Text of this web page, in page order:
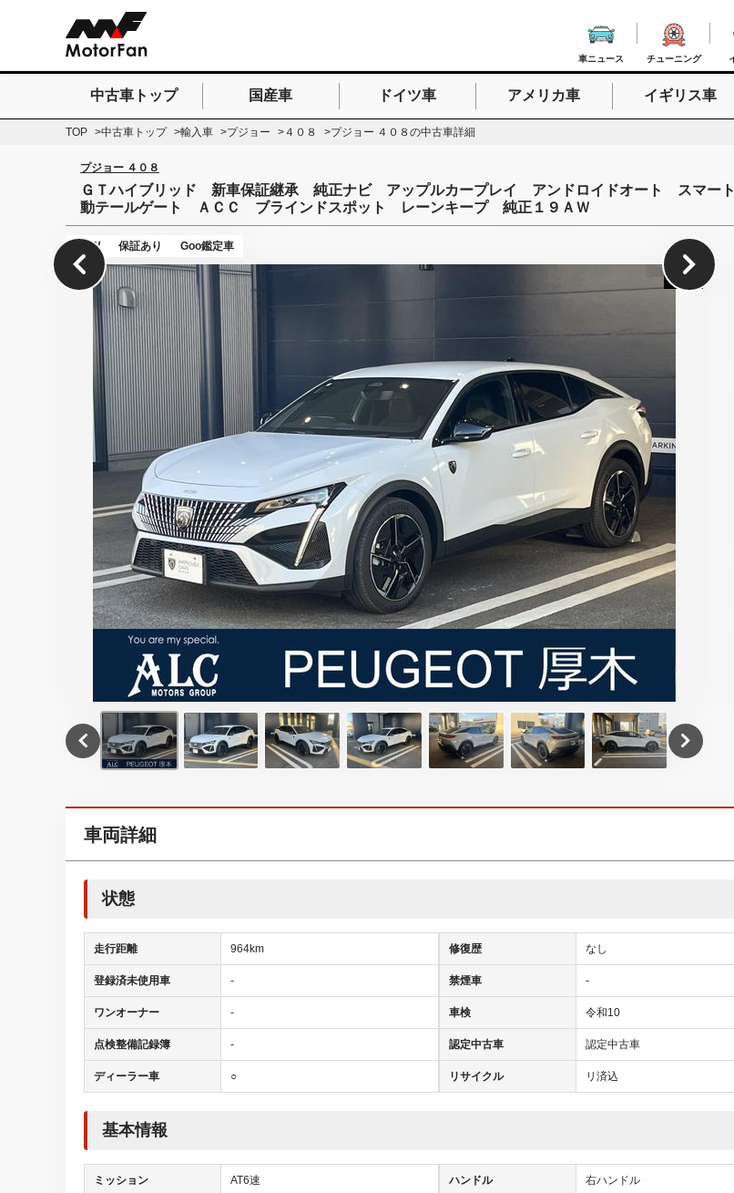
車ニュース チューニング
検索したいキーワードを入力
中古車トップ 国産車 ドイツ車 アメリカ車 イギリス車
TOP 中古車トップ 輸入車 プジョー ４０８ プジョー ４０８の中古車詳細
プジョー ４０８
ＧＴハイブリッド 新車保証継承 純正ナビ アップルカープレイ アンドロイドオート スマ
動テールゲート ＡＣＣ ブラインドスポット レーンキープ 純正１９ＡＷ
NEW 保証あり Goo鑑定車
29
車両詳細
状態
走行距離 964km
登録済未使用車 -
ワンオーナー -
点検整備記録簿 -
ディーラー車 ○
修復歴 なし
禁煙車 -
車検 令和10
認定中古車 認定中古車
リサイクル リ済込
基本情報
ミッション AT6速 ハンドル 右ハンドル